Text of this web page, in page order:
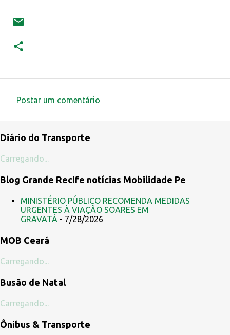
m
e
t
á
o
Postar um comentário
Diário do Transporte
Carregando...
Blog Grande Recife notícias Mobilidade Pe
MINISTÉRIO PÚBLICO RECOMENDA MEDIDAS
URGENTES À VIAÇÃO SOARES EM
GRAVATÁ - 7/28/2026
MOB Ceará
Carregando...
Busão de Natal
Carregando...
Ônibus & Transporte